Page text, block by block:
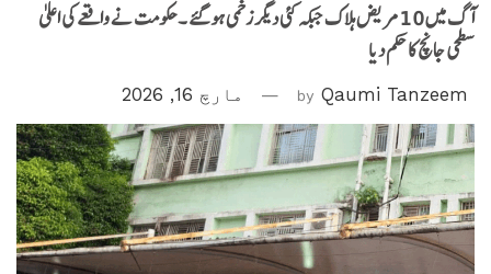
آگ میں 10 مریض ہلاک جبکہ کئی دیگر زخمی ہو گئے ۔ حکومت نے واقعے کی اعلیٰ
سطحی جانچ کا حکم دیا
by Qaumi Tanzeem مارچ 16, 2026